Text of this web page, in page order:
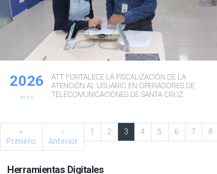
2026
07-02
ATT FORTALECE LA FISCALIZACIÓN DE LA
ATENCIÓN AL USUARIO EN OPERADORES DE
TELECOMUNICACIONES DE SANTA CRUZ
«
Primero
‹
Anterior
1 2 3 4 5 6 7 8
Herramientas Digitales